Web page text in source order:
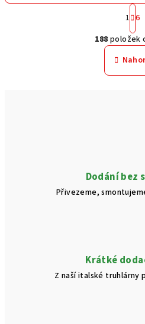
O
v
l
k
y
s
u
S
t
r
á
n
k
o
1 6
188 položek
Dodání bez
Přivezeme,
Krátké
Z naší italské truhlárny